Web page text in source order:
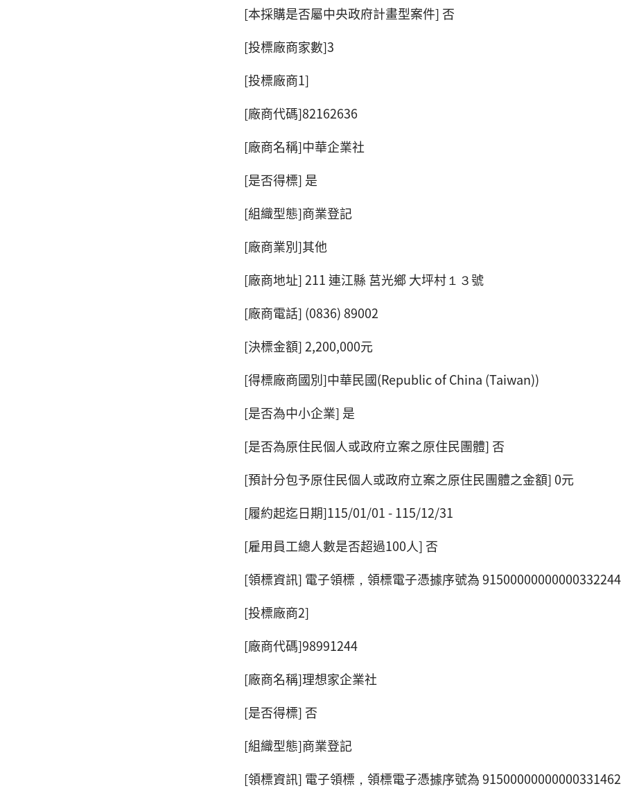
[本採購是否屬中央政府計畫型案件] 否
[投標廠商家數]3
[投標廠商1]
[廠商代碼]82162636
[廠商名稱]中華企業社
[是否得標] 是
[組織型態]商業登記
[廠商業別]其他
[廠商地址] 211 連江縣 莒光鄉 大坪村１３號
[廠商電話] (0836) 89002
[決標金額] 2,200,000元
[得標廠商國別]中華民國(Republic of China (Taiwan))
[是否為中小企業] 是
[是否為原住民個人或政府立案之原住民團體] 否
[預計分包予原住民個人或政府立案之原住民團體之金額] 0元
[履約起迄日期]115/01/01 - 115/12/31
[雇用員工總人數是否超過100人] 否
[領標資訊] 電子領標，領標電子憑據序號為
[投標廠商2]
[廠商代碼]98991244
[廠商名稱]理想家企業社
[是否得標] 否
[組織型態]商業登記
[領標資訊] 電子領標，領標電子憑據序號為